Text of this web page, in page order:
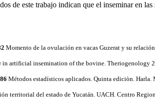
de este trabajo indican que el inseminar en
Momento de la ovulación en vacas Guzerat y su
in artificial insemination of the bovine. Theriogenology
Métodos estadísticos aplicados. Quinta ediciòn. Harla.
territorial del estado de Yucatán. UACH. Centro